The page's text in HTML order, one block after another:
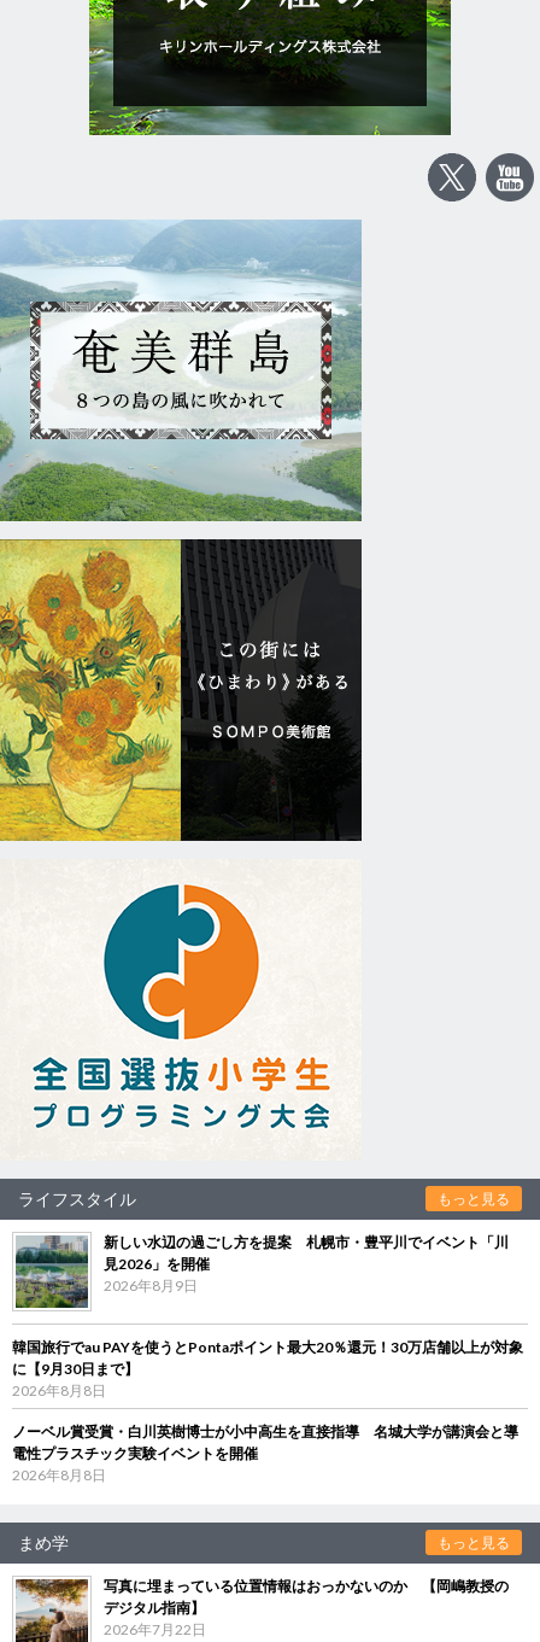
ライフスタイル もっと見る
新しい水辺の過ごし方を提案 札幌市・豊平川でイベント「川
見2026」を開催
2026年8月9日
韓国旅行でau PAYを使うとPontaポイント最大20％還元！30万店舗以上が対象
に【9月30日まで】
2026年8月8日
ノーベル賞受賞・白川英樹博士が小中高生を直接指導 名城大学が講演会と導
電性プラスチック実験イベントを開催
2026年8月8日
まめ学 もっと見る
写真に埋まっている位置情報はおっかないのか 【岡嶋教授の
デジタル指南】
2026年7月22日